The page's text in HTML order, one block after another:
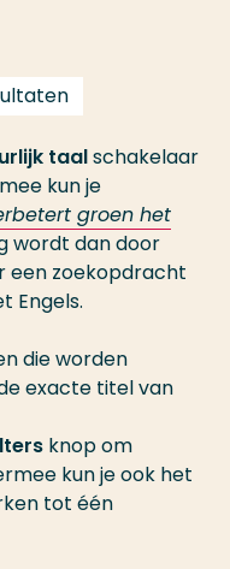
taalschakelaar
kun je
groen het
wordt dan door
een zoekopdracht
Engels.
die worden
exacte titel van
knop om
kun je ook het
tot één